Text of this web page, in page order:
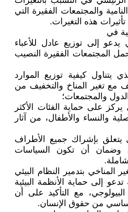
والمجتمعات الفقيرة التي
هذه التغيرات.
في
يدعو إلى توزيع عادل للأعباء
المجتمعات الفقيرة النصيب
يتناول كيفية توزيع الموارد
مع تغير المناخ والتخفيف من
والمجتمعات؛
يركز على حماية الفئات الأكثر
والنساء والأطفال، من آثار
يتعلق بإشراك جميع الأطراف
وضمان أن تكون السياسات
المناخي بتدمير النظام البيئي
تدعو إلى حماية الأنظمة البيئية
مع التأكيد على أن
من حقوق الإنسان.